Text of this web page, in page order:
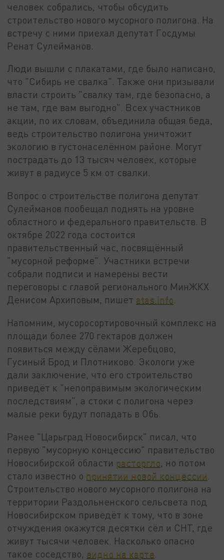
человек собрались, чтобы обсудить
строительство нового мусорного полигона. На
встречу с ними приехал депутат Госдумы
Ренат Сулейманов.
Люди вышли с плакатами, где было написано,
что "Сибирь не свалка". Также они призывали
власти строить "свалку там, где безопасно, а
не там, где вам выгодно". Всех участников
акции, по их словам, объединила общая беда,
ведь строительство полигона уничтожит
экологию в густонаселённом районе. Могут
пострадать до 13 тысяч человек, которые
живут в радиусе 5 км от свалки.
Вопрос о строительстве полигона депутат
Сулейманов пообещал поднять на уровне
областного и федерального правительств. В
октябре 2022 года состоится
правительственный час, посвящённый
"мусорной реформе". Участники встречи
собрали подписи и намерены вести
переговоры с главой регионального МинЖКХ
Денисом Архиповым, пишет atas.info
Напомним, мусоросортировочный комплекс на
площади более 270 гектаров должен
появиться между сёлами Жеребцово,
Гусиный Брод и Плотниково. Экологи уже
дали заключение, что его строительство
приведёт к "непоправимым экологическим
последствиям", а стоки с полигона через
малые реки будут попадать в Обь.
Ранее "Царьград Новосибирск" писал, что
первую "мусорную концессию" правительство
Новосибирской области расторгло , но потом
стало известно о принятии новой концессии
Строительство нового мусорного полигона на
территории Раздольненского сельсвета под
Новосибирском приведёт к тому, что в зоне
отчуждения окажутся десятки сёл и СНТ, где
живут тысячи человек. Насколько опасно
такое соседство, видно на карте